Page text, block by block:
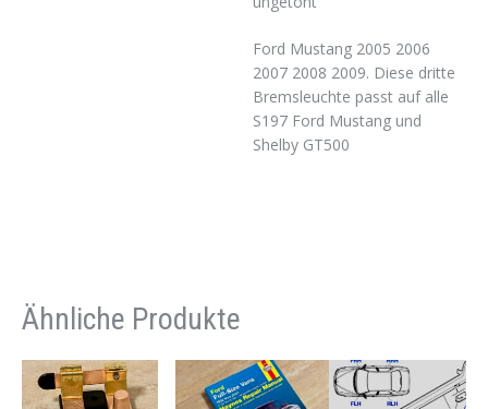
Ford Mustang 2005 2006
2007 2008 2009. Diese dritte
Bremsleuchte passt auf alle
S197 Ford Mustang und
Shelby GT500
Ähnliche Produkte